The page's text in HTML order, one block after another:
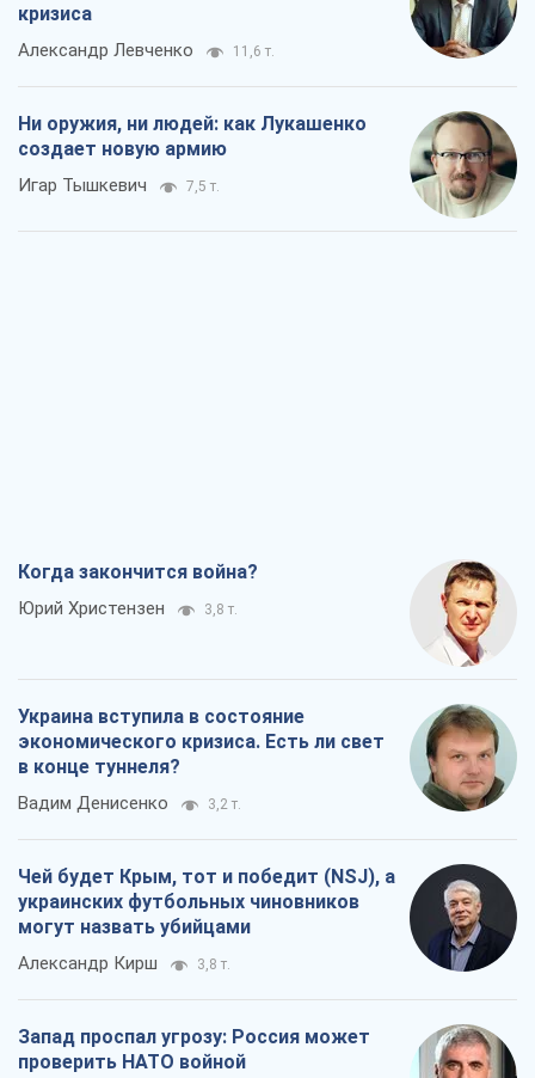
кризиса
Александр Левченко 11,6 т.
Ни оружия, ни людей: как Лукашенко
создает новую армию
Игар Тышкевич 7,5 т.
Когда закончится война?
Юрий Христензен 3,8 т.
Украина вступила в состояние
экономического кризиса. Есть ли свет
в конце туннеля?
Вадим Денисенко 3,2 т.
Чей будет Крым, тот и победит (NSJ), а
украинских футбольных чиновников
могут назвать убийцами
Александр Кирш 3,8 т.
Запад проспал угрозу: Россия может
проверить НАТО войной